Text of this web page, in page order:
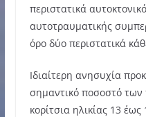
περιστατικά
αυτοτραυματικής
όρο δύο περιστατικά
Ιδιαίτερη ανησυχία
σημαντικό ποσοστό των
κορίτσια ηλικίας 13